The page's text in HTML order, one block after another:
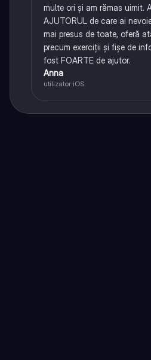
multe ori și am rămas uimit.
AJUTORUL de care ai
mai presus de toate, oferă
precum exerciții și fișe de
fost FOARTE de ajutor.
Anna
utilizator iOS